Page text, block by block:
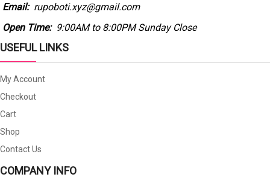
Email: rupoboti.xyz@gmail.com
Open Time: 9:00AM to 8:00PM Sunday Close
USEFUL LINKS
My Account
Checkout
Cart
Shop
Contact Us
COMPANY INFO